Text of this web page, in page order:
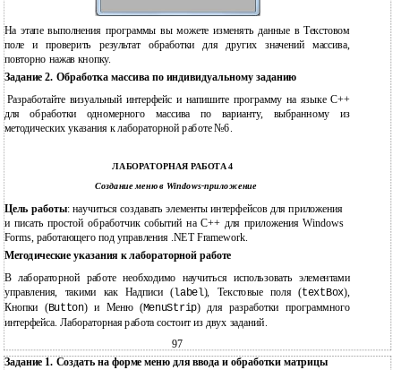
На этапе выполнения программы вы можете изменять данные в Текстовом
поле и проверить результат обработки для других значений массива,
повторно нажав кнопку.
Задание 2. Обработка массива по индивидуальному заданию
Разработайте визуальный интерфейс и напишите программу на языке С++
для обработки одномерного массива по варианту, выбранному из
методических указания к лабораторной работе №6.
ЛАБОРАТОРНАЯ РАБОТА 4
Создание меню в Windows-приложение
Цель работы: научиться создавать элементы интерфейсов для приложения
и писать простой обработчик событий на C++ для приложения Windows
Forms, работающего под управления .NET Framework.
Методические указания к лабораторной работе
В лабораторной работе необходимо научиться использовать элементами
управления, такими как Надписи (label), Текстовые поля (textBox),
Кнопки (Button) и Меню (MenuStrip) для разработки программного
интерфейса. Лабораторная работа состоит из двух заданий.
97
Задание 1. Создать на форме меню для ввода и обработки матрицы